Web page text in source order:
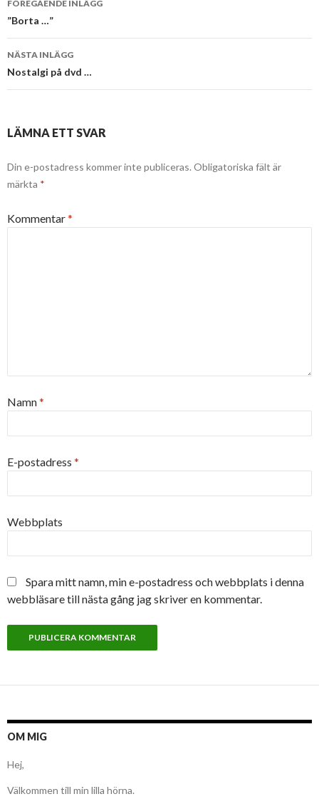
FÖREGÅENDE INLÄGG
”Borta …”
NÄSTA INLÄGG
Nostalgi på dvd …
LÄMNA ETT SVAR
Din e-postadress kommer inte publiceras. Obligatoriska fält är
märkta *
Kommentar*
Namn*
E-postadress *
Webbplats
Spara mitt namn, min e-postadress och webbplats i denna
webbläsare till nästa gång jag skriver en kommentar.
OM MIG
Hej,
Välkommen till min lilla hörna.